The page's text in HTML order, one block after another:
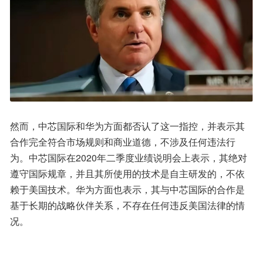
然而，中芯国际和华为方面都否认了这一指控，并表示其
合作完全符合市场规则和商业道德，不涉及任何违法行
为。中芯国际在2020年二季度业绩说明会上表示，其绝对
遵守国际规章，并且其所使用的技术是自主研发的，不依
赖于美国技术。华为方面也表示，其与中芯国际的合作是
基于长期的战略伙伴关系，不存在任何违反美国法律的情
况。